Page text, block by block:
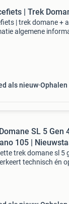
| Trek
| trek domane +
algemene
als nieuw Ophalen
SL 5 Gen
105 |
trek domane sl 5
technisch én